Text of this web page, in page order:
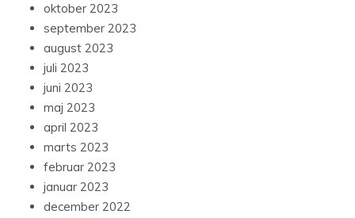
oktober 2023
september 2023
august 2023
juli 2023
juni 2023
maj 2023
april 2023
marts 2023
februar 2023
januar 2023
december 2022